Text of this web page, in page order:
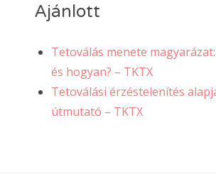
Ajánlott
Tetoválás menete
és hogyan? – TKTX
Tetoválási érzéstelenítés
útmutató – TKTX